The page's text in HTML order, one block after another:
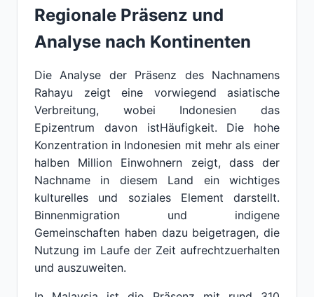
Regionale Präsenz und
Analyse nach Kontinenten
Die Analyse der Präsenz des Nachnamens
Rahayu zeigt eine vorwiegend asiatische
Verbreitung, wobei Indonesien das
Epizentrum davon istHäufigkeit. Die hohe
Konzentration in Indonesien mit mehr als einer
halben Million Einwohnern zeigt, dass der
Nachname in diesem Land ein wichtiges
kulturelles und soziales Element darstellt.
Binnenmigration und indigene
Gemeinschaften haben dazu beigetragen, die
Nutzung im Laufe der Zeit aufrechtzuerhalten
und auszuweiten.